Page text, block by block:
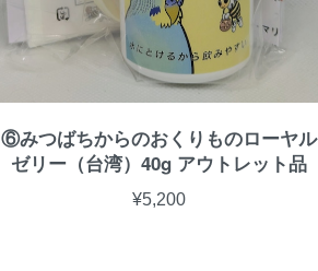
⑥みつばちからのおくりものローヤル
ゼリー（台湾）40g アウトレット品
¥5,200